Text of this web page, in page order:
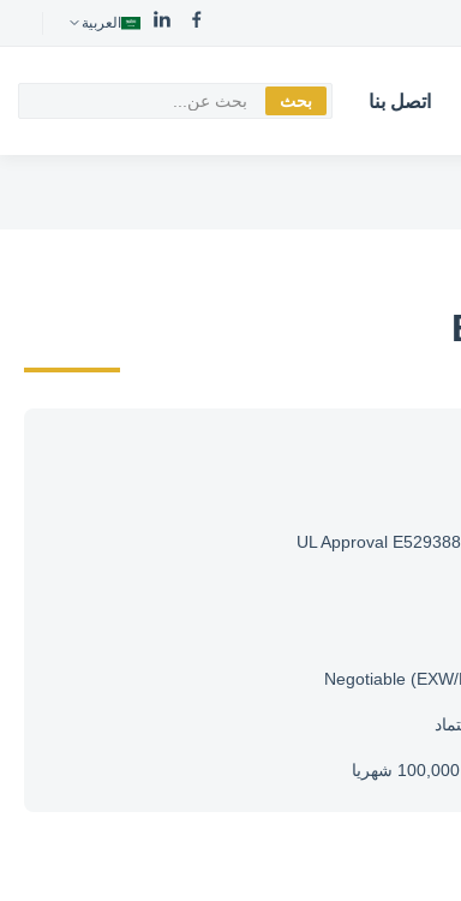
العربية
اتصل بنا بحث
UL Approval
Negotiable